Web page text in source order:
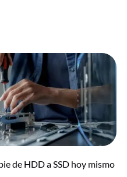
de HDD a SSD hoy mismo